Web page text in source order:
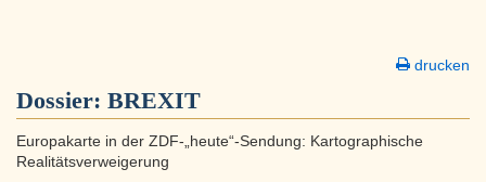
drucken
Dossier: BREXIT
Europakarte in der ZDF-„heute“-Sendung: Kartographische
Realitätsverweigerung